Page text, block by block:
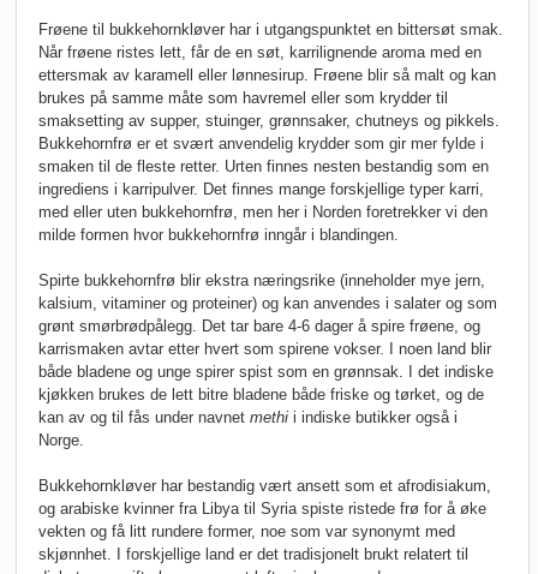
Frøene til bukkehornkløver har i utgangspunktet en bittersøt smak.
Når frøene ristes lett, får de en søt, karrilignende aroma med en
ettersmak av karamell eller lønnesirup. Frøene blir så malt og kan
brukes på samme måte som havremel eller som krydder til
smaksetting av supper, stuinger, grønnsaker, chutneys og pikkels.
Bukkehornfrø er et svært anvendelig krydder som gir mer fylde i
smaken til de fleste retter. Urten finnes nesten bestandig som en
ingrediens i karripulver. Det finnes mange forskjellige typer karri,
med eller uten bukkehornfrø, men her i Norden foretrekker vi den
milde formen hvor bukkehornfrø inngår i blandingen.
Spirte bukkehornfrø blir ekstra næringsrike (inneholder mye jern,
kalsium, vitaminer og proteiner) og kan anvendes i salater og som
grønt smørbrødpålegg. Det tar bare 4-6 dager å spire frøene, og
karrismaken avtar etter hvert som spirene vokser. I noen land blir
både bladene og unge spirer spist som en grønnsak. I det indiske
kjøkken brukes de lett bitre bladene både friske og tørket, og de
kan av og til fås under navnet methi i indiske butikker også i
Norge.
Bukkehornkløver har bestandig vært ansett som et afrodisiakum,
og arabiske kvinner fra Libya til Syria spiste ristede frø for å øke
vekten og få litt rundere former, noe som var synonymt med
skjønnhet. I forskjellige land er det tradisjonelt brukt relatert til